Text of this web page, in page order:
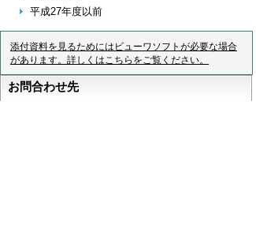
平成27年度以前
添付資料を見るためにはビューワソフトが必要な場合
があります。詳しくはこちらをご覧ください。
お問合わせ先